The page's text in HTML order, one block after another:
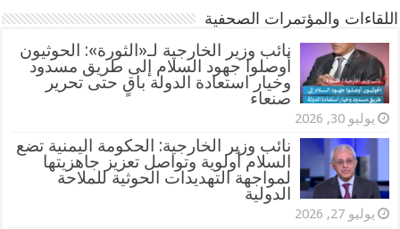
اللقاءات والمؤتمرات الصحفية
‏نائب وزير الخارجية لـ«الثورة»: الحوثيون
أوصلوا جهود السلام إلى طريق مسدود
وخيار استعادة الدولة باقٍ حتى تحرير
صنعاء
يوليو 30, 2026
نائب وزير الخارجية: الحكومة اليمنية تضع
السلام أولوية وتواصل تعزيز جاهزيتها
لمواجهة التهديدات الحوثية للملاحة
الدولية
يوليو 27, 2026